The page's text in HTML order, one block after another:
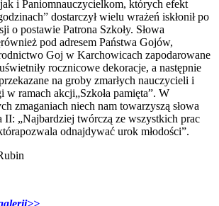
i Paniomnauczycielkom, których efekt
dostarczył wielu wrażeń iskłonił po
o postawie Patrona Szkoły. Słowa
pod adresem Państwa Gojów,
Goj w Karchowicach zapodarowane
rocznicowe dekoracje, a następnie
na groby zmarłych nauczycieli i
w ramach akcji„Szkoła pamięta”. W
zmaganiach niech nam towarzyszą słowa
II: „Najbardziej twórczą ze wszystkich prac
odnajdywać urok młodości”.